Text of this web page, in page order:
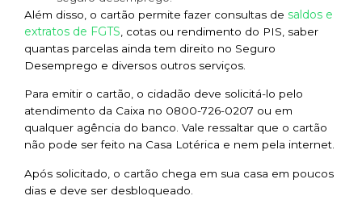
Além disso, o cartão permite fazer consultas de saldos e
extratos de FGTS , cotas ou rendimento do PIS, saber
quantas parcelas ainda tem direito no Seguro
Desemprego e diversos outros serviços.
Para emitir o cartão, o cidadão deve solicitá-lo pelo
atendimento da Caixa no 0800-726-0207 ou em
qualquer agência do banco. Vale ressaltar que o cartão
não pode ser feito na Casa Lotérica e nem pela internet.
Após solicitado, o cartão chega em sua casa em poucos
dias e deve ser desbloqueado.